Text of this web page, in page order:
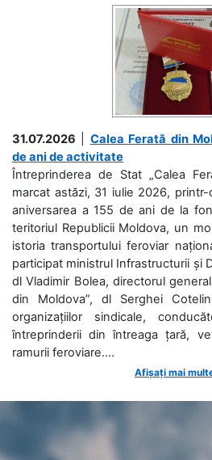
31.07.2026
Calea Ferată din
de ani de activitate
Întreprinderea de Stat „Calea
marcat astăzi, 31 iulie 2026,
aniversarea a 155 de ani de la
teritoriul Republicii Moldova, un
istoria transportului feroviar
participat ministrul Infrastructurii și
dl Vladimir Bolea, directorul
din Moldova”, dl Serghei
organizațiilor sindicale,
întreprinderii din întreaga țară,
ramurii feroviare....
Afișați mai